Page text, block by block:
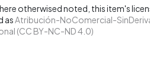
otherwised noted, this item's
as Atribución-NoComercial-
(CC BY-NC-ND 4.0)